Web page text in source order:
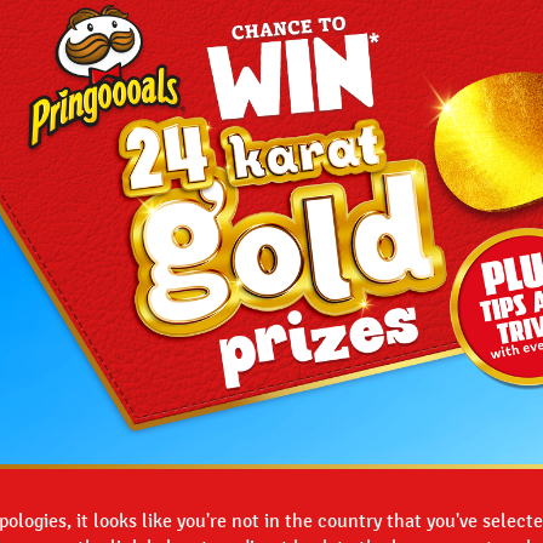
it looks like you're not in the country that you've